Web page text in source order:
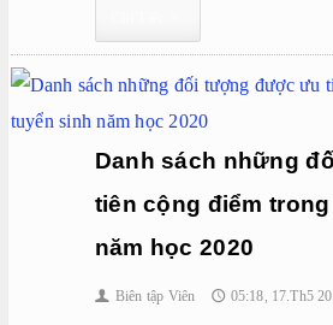
Danh sách những
tiên cộng điểm
năm học 2020
👤 Biên tập Viên 🕔 05:18, 17.Th5